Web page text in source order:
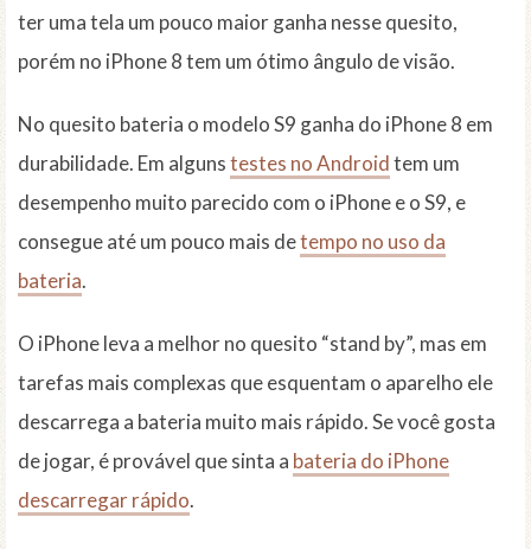
ter uma tela um pouco maior ganha nesse quesito,
porém no iPhone 8 tem um ótimo ângulo de visão.
No quesito bateria o modelo S9 ganha do iPhone 8 em
durabilidade. Em algunstestes no Androidtem um
desempenho muito parecido com o iPhone e o S9, e
consegue até um pouco mais detempo no uso da
bateria.
O iPhone leva a melhor no quesito “stand by”, mas em
tarefas mais complexas que esquentam o aparelho ele
descarrega a bateria muito mais rápido. Se você gosta
de jogar, é provável que sinta a bateria do iPhone
descarregar rápido.